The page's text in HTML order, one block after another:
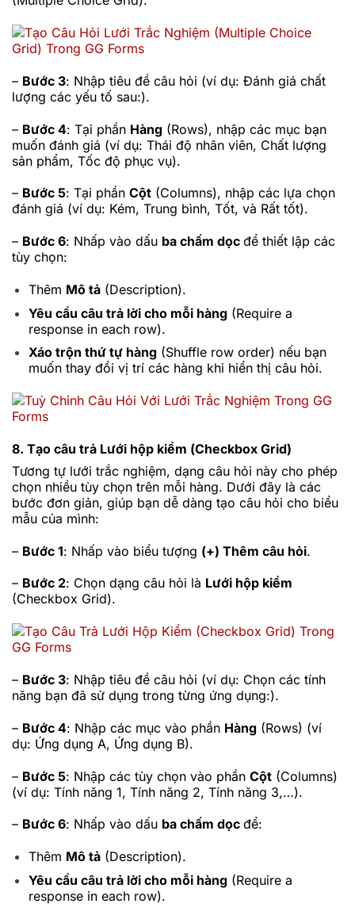
– Bước 3: Nhập tiêu đề câu hỏi (ví dụ: Đánh giá chất
lượng các yếu tố sau:).
– Bước 4: Tại phần Hàng (Rows), nhập các mục bạn
muốn đánh giá (ví dụ: Thái độ nhân viên, Chất lượng
sản phẩm, Tốc độ phục vụ).
– Bước 5: Tại phần Cột (Columns), nhập các lựa chọn
đánh giá (ví dụ: Kém, Trung bình, Tốt, và Rất tốt).
– Bước 6: Nhấp vào dấu ba chấm dọc để thiết lập các
tùy chọn:
Thêm Mô tả(Description).
Yêu cầu câu trả lời cho mỗi hàng(Require a
response in each row).
Xáo trộn thứ tự hàng(Shuffle row order) nếu bạn
muốn thay đổi vị trí các hàng khi hiển thị câu hỏi.
8. Tạo câu trả Lưới hộp kiểm (Checkbox Grid)
Tương tự lưới trắc nghiệm, dạng câu hỏi này cho phép
chọn nhiều tùy chọn trên mỗi hàng. Dưới đây là các
bước đơn giản, giúp bạn dễ dàng tạo câu hỏi cho biểu
mẫu của mình:
– Bước 1: Nhấp vào biểu tượng (+) Thêm câu hỏi.
– Bước 2: Chọn dạng câu hỏi là Lưới hộp kiểm
(Checkbox Grid).
– Bước 3: Nhập tiêu đề câu hỏi (ví dụ: Chọn các tính
năng bạn đã sử dụng trong từng ứng dụng:).
– Bước 4: Nhập các mục vào phần Hàng (Rows) (ví
dụ: Ứng dụng A, Ứng dụng B).
– Bước 5: Nhập các tùy chọn vào phần Cột (Columns)
(ví dụ: Tính năng 1, Tính năng 2, Tính năng 3,…).
– Bước 6: Nhấp vào dấu ba chấm dọc để:
Thêm Mô tả(Description).
Yêu cầu câu trả lời cho mỗi hàng(Require a
response in each row).